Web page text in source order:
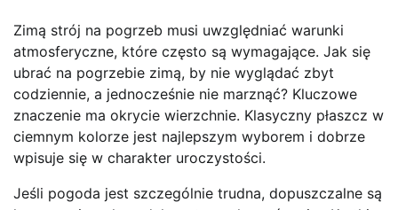
Zimą strój na pogrzeb musi uwzględniać warunki
atmosferyczne, które często są wymagające. Jak się
ubrać na pogrzebie zimą, by nie wyglądać zbyt
codziennie, a jednocześnie nie marznąć? Kluczowe
znaczenie ma okrycie wierzchnie. Klasyczny płaszcz w
ciemnym kolorze jest najlepszym wyborem i dobrze
wpisuje się w charakter uroczystości.
Jeśli pogoda jest szczególnie trudna, dopuszczalne są